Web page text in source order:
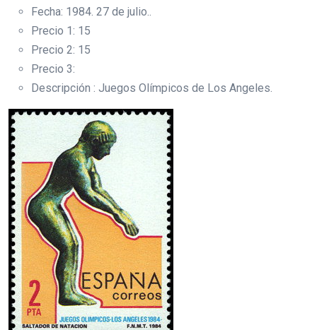
Fecha: 1984. 27 de julio..
Precio 1: 15
Precio 2: 15
Precio 3:
Descripción : Juegos Olímpicos de Los Angeles.